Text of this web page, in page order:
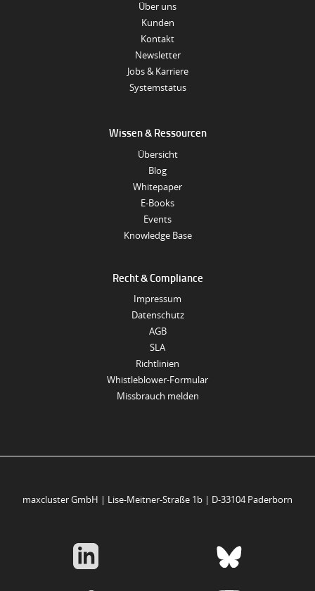
Über uns
Kunden
Kontakt
Newsletter
Jobs & Karriere
Systemstatus
Wissen & Ressourcen
Übersicht
Blog
Whitepaper
E-Books
Events
Knowledge Base
Recht & Compliance
Impressum
Datenschutz
AGB
SLA
Richtlinien
Whistleblower-Formular
Missbrauch melden
maxcluster GmbH | Lise-Meitner-Straße 1b | D-33104 Paderborn